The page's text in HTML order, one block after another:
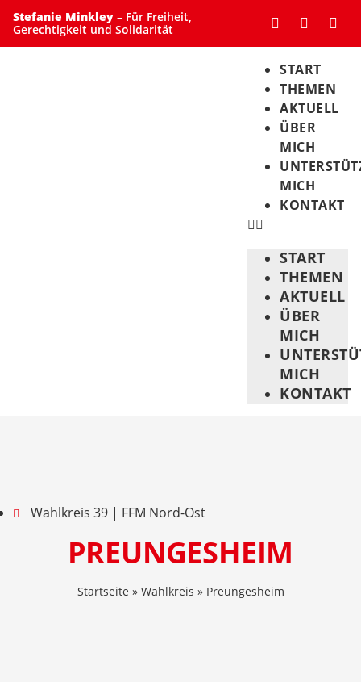
Stefanie Minkley – Für Freiheit,
Gerechtigkeit und Solidarität
START
THEMEN
AKTUELL
ÜBER
MICH
MICH
KONTAKT
START
THEMEN
AKTUELL
ÜBER
MICH
MICH
KONTAKT
Wahlkreis 39 | FFM Nord-Ost
PREUNGESHEIM
Startseite » Wahlkreis » Preungesheim